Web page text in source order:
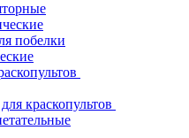
побелки
краскопультов